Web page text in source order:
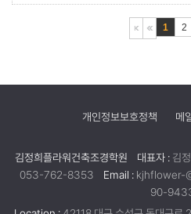
1 2
개인정보보호정책 메
김정희플라워건축조경학원 대표자 : 김
053-762-8353
Email : kjhflower-
90-